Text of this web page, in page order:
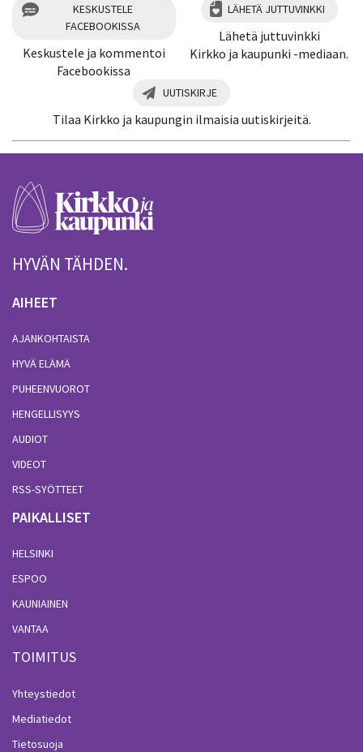
KESKUSTELE
FACEBOOKISSA
Keskustele ja kommentoi
Facebookissa
LÄHETÄ JUTTUVINKKI
Lähetä juttuvinkki
Kirkko ja kaupunki -mediaan.
UUTISKIRJE
Tilaa Kirkko ja kaupungin ilmaisia uutiskirjeitä.
HYVÄN TÄHDEN.
AIHEET
AJANKOHTAISTA
HYVÄ ELÄMÄ
PUHEENVUOROT
HENGELLISYYS
AUDIOT
VIDEOT
RSS-SYÖTTEET
PAIKALLISET
HELSINKI
ESPOO
KAUNIAINEN
VANTAA
TOIMITUS
Yhteystiedot
Mediatiedot
Tietosuoja